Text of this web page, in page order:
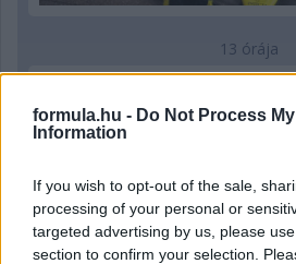
formula.hu - Do Not Process
Information
If you wish to opt-out of the sale,
processing of your personal or
targeted advertising by us, please
section to confirm your selection.
13 órája
körrekordon